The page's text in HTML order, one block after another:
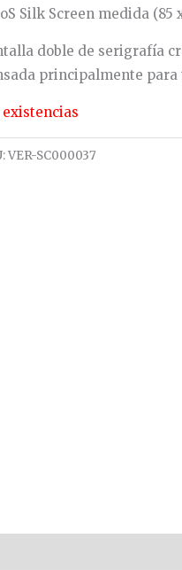
Silk Screen medida (85
doble de serigrafía
principalmente
existencias
VER-SC000037